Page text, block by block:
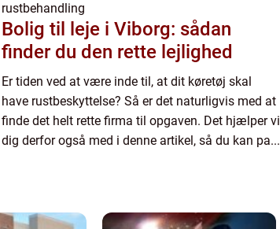
rustbehandling
Bolig til leje i Viborg: sådan
finder du den rette lejlighed
Er tiden ved at være inde til, at dit køretøj skal
have rustbeskyttelse? Så er det naturligvis med at
finde det helt rette firma til opgaven. Det hjælper vi
dig derfor også med i denne artikel, så du kan pa...